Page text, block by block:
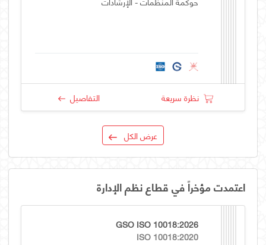
نظرة سريعة التفاصيل
عرض الكل
اعتمدت مؤخراً في قطاع نظم الإدارة
GSO ISO 10018:2026
ISO 10018:2020